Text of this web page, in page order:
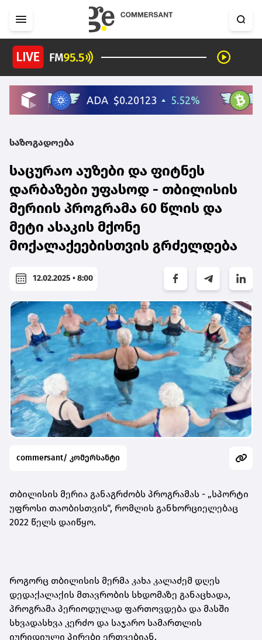
საზოგადოება
საცურაო აუზები და ფიტნეს
დარბაზები უფასოდ - თბილისის
მერიის პროგრამა 60 წლის და
მეტი ასაკის მქონე
მოქალაქეებისთვის გრძელდება
12.02.2025 • 8:00
commersant/ კომერსანტი
თბილისის მერია განაგრძობს პროგრამას - „სპორტი
უფროსი თაობისთვის“, რომლის განხორციელებაც
2022 წელს დაიწყო.
როგორც თბილისის მერმა კახა კალაძემ დღეს
დედაქალაქის მთავრობის სხდომაზე განაცხადა,
პროგრამა პერიოდულად ფართოვდება და მასში
სხვადასხვა კერძო და საჯარო სამართლის
იურიდიული პირები ერთვებიან.